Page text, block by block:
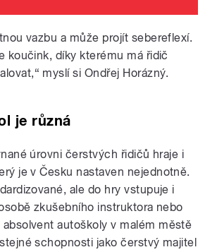
vazbu a může projít sebereflexí.
koučink, díky kterému má řidič
myslí si Ondřej Horázný.
je různá
úrovni čerstvých řidičů hraje i
je v Česku nastaven nejednotně.
ale do hry vstupuje i
zkušebního instruktora nebo
autoškoly v malém městě
schopnosti jako čerstvý majitel